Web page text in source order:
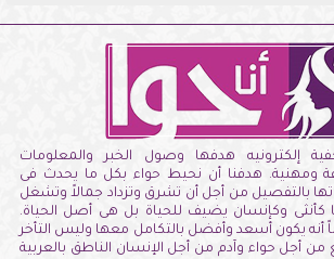
إلكترونيه هدفها وصول الخبر والمعلومات
ومهنية. هدفنا أن نحيط حواء بكل ما يحدث فى
بالتفصيل من أجل أن تشرق وتزداد جمالاً وتشغل
كأنثى وكإنسان يضيف للحياة بل هى أصل الحياة.
أنه يكون أسعد وأفضل بالتكامل معها وليس التأخر
أجل حواء وآدم من أجل الإنسان الناطق بالعربية